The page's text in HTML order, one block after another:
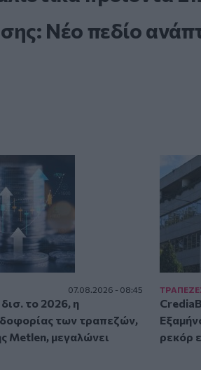
Νέο πεδίο
07.08.2026 - 08:45
το 2026, η
των τραπεζών,
Metlen, μεγαλώνει
ρεκόρ